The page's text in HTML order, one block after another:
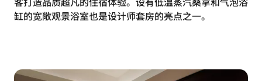
缸的宽敞观景浴室也是设计师套房的亮点之一。